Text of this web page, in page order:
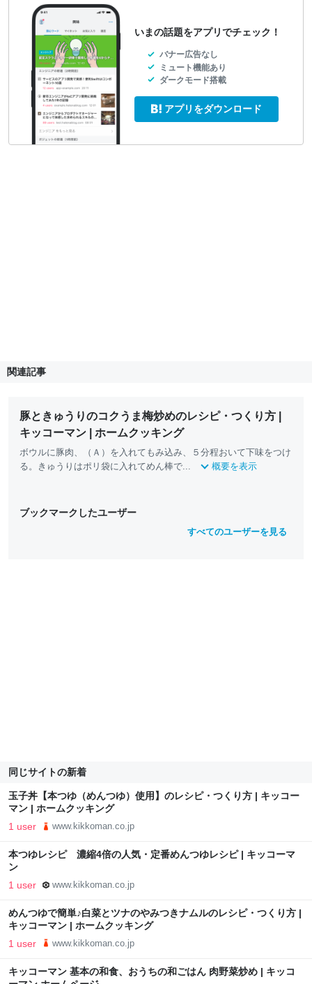
いまの話題をアプリでチェック！
バナー広告なし
ミュート機能あり
ダークモード搭載
アプリをダウンロード
関連記事
豚ときゅうりのコクうま梅炒めのレシピ・つくり方 |
キッコーマン | ホームクッキング
ボウルに豚肉、（Ａ）を入れてもみ込み、５分程おいて下味をつけ
る。きゅうりはポリ袋に入れてめん棒で...
概要を表示
ブックマークしたユーザー
すべてのユーザーを見る
同じサイトの新着
玉子丼【本つゆ（めんつゆ）使用】のレシピ・つくり方 | キッコー
マン | ホームクッキング
1 user www.kikkoman.co.jp
本つゆレシピ 濃縮4倍の人気・定番めんつゆレシピ | キッコーマ
ン
1 user www.kikkoman.co.jp
めんつゆで簡単♪白菜とツナのやみつきナムルのレシピ・つくり方 |
キッコーマン | ホームクッキング
1 user www.kikkoman.co.jp
キッコーマン 基本の和食、おうちの和ごはん 肉野菜炒め | キッコ